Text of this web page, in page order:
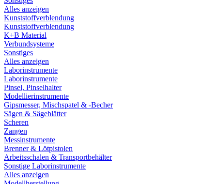
Alles anzeigen
Kunststoffverblendung
Kunststoffverblendung
K+B Material
Verbundsysteme
Sonstiges
Alles anzeigen
Laborinstrumente
Laborinstrumente
Pinsel, Pinselhalter
Modellierinstrumente
Gipsmesser, Mischspatel & -Becher
Sägen & Sägeblätter
Scheren
Zangen
Messinstrumente
Brenner & Lötpistolen
Arbeitsschalen & Transportbehälter
Sonstige Laborinstrumente
Alles anzeigen